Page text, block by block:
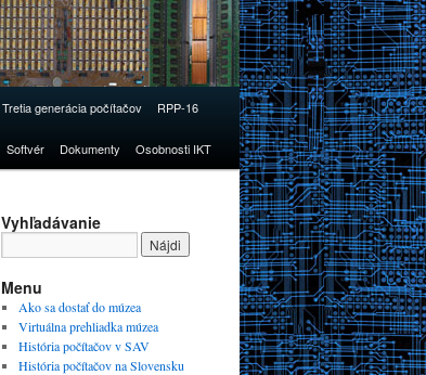
Tretia generácia počítačov RPP-16
Softvér Dokumenty Osobnosti IKT
Vyhľadávanie
Menu
Ako sa dostať do múzea
Virtuálna prehliadka múzea
História počítačov v SAV
História počítačov na Slovensku